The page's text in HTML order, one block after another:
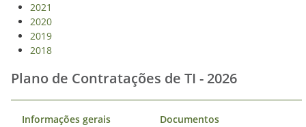
2021
2020
2019
2018
Plano de Contratações de TI - 2026
Informações gerais Documentos